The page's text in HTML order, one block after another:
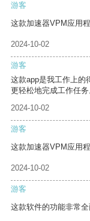
游客
这款加速器VPM应用
2024-10-02
游客
这款app是我工作上的
更轻松地完成工作任务
2024-10-02
游客
这款加速器VPM应用
2024-10-02
游客
这款软件的功能非常全